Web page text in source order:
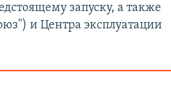
запуску, а также
и Центра эксплуатации